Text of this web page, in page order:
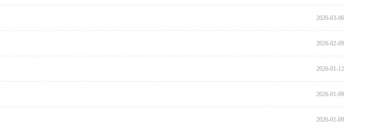
2026-03-06
2026-02-09
2026-01-12
2026-01-09
2026-01-09